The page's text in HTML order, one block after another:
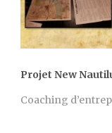
Projet New
Coaching